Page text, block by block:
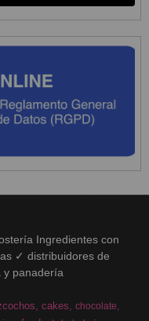
Ingredientes con
✓ distribuidores de
y panadería
cakes chocolate